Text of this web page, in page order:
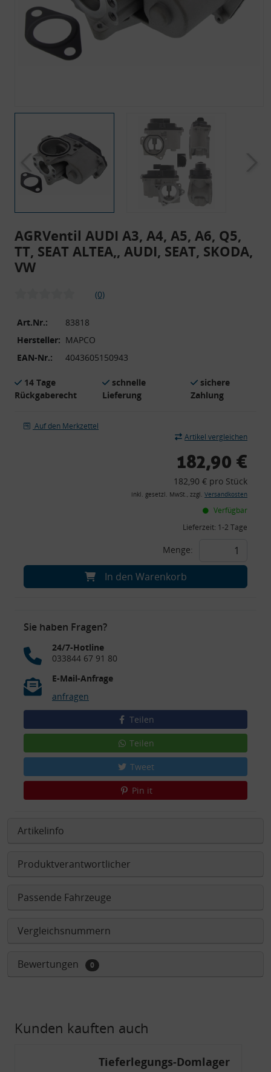
AGRVentil AUDI A3, A4, A5, A6, Q5,
TT, SEAT ALTEA,, AUDI, SEAT, SKODA,
VW
(0)
Art.Nr.:
83818
Hersteller: MAPCO
EAN-Nr.:
4043605150943
14 Tage
Rückgaberecht
schnelle
Lieferung
sichere
Zahlung
Auf den Merkzettel
Artikel vergleichen
182,90 €
182,90 € pro Stück
inkl. gesetzl. MwSt., zzgl. Versandkosten
Verfügbar
Lieferzeit: 1-2 Tage
Menge:
In den Warenkorb
Sie haben Fragen?
24/7-Hotline
033844 67 91 80
E-Mail-Anfrage
anfragen
Teilen
Teilen
Tweet
Pin it
Artikelinfo
Produktverantwortlicher
Passende Fahrzeuge
Vergleichsnummern
Bewertungen 0
Kunden kauften auch
Tieferlegungs-Domlager